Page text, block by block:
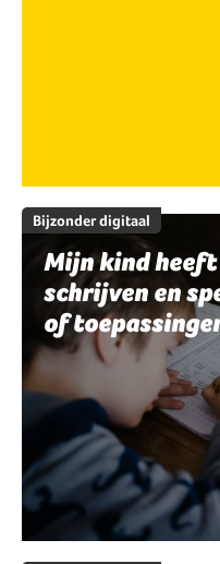
Bijzonder digitaal
Mijn kind
schrijven en
of